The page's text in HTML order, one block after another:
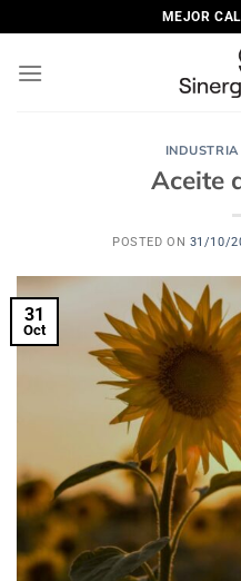
al
contenido
MEJOR
Aceite
POSTED ON 31/10/
31
Oct